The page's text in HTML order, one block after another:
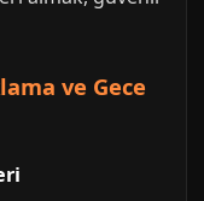
ve Gece